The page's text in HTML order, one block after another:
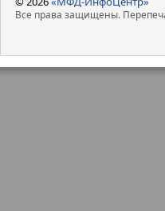
Все права защищены.